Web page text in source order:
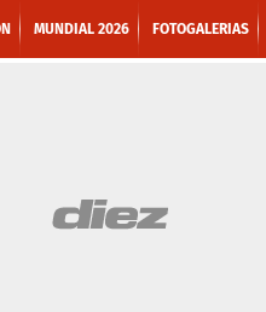
MUNDIAL 2026 FOTOGALERIAS